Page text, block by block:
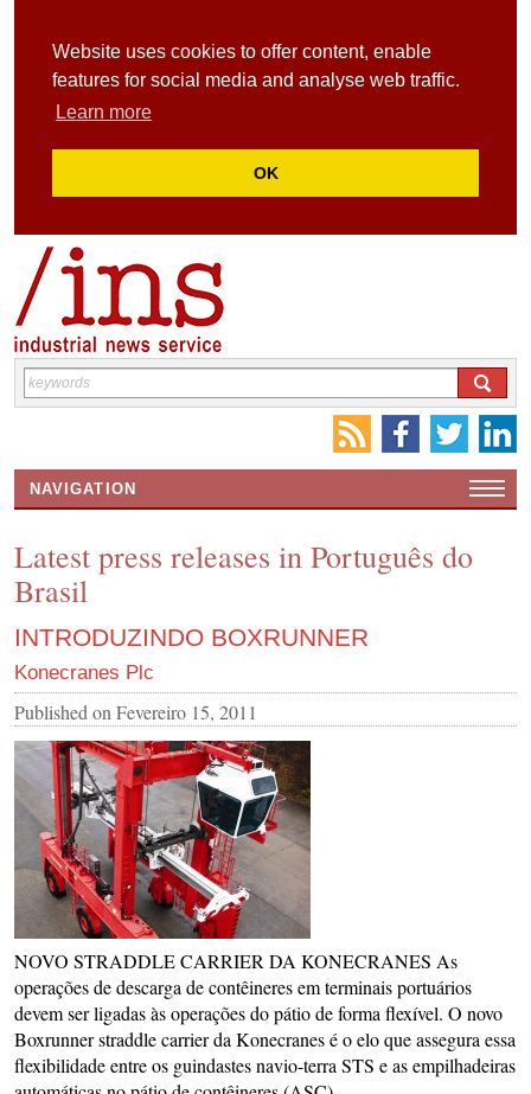
Website uses cookies to offer content, enable
features for social media and analyse web traffic.
Learn more
OK
NAVIGATION
CONTACT US
INS MAIN WEBSITE
ABOUT US
Latest press releases in Português do
Brasil
INTRODUZINDO BOXRUNNER
Konecranes Plc
Published on Fevereiro 15, 2011
NOVO STRADDLE CARRIER DA KONECRANES As
operações de descarga de contêineres em terminais portuários
devem ser ligadas às operações do pátio de forma flexível. O novo
Boxrunner straddle carrier da Konecranes é o elo que assegura essa
flexibilidade entre os guindastes navio-terra STS e as empilhadeiras